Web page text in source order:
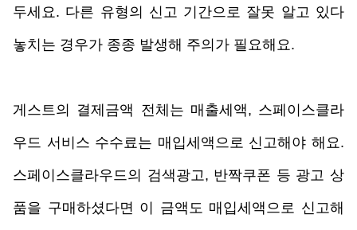
두세요. 다른 유형의 신고 기간으로 잘못 알고 있다
놓치는 경우가 종종 발생해 주의가 필요해요.
게스트의 결제금액 전체는 매출세액, 스페이스클라
우드 서비스 수수료는 매입세액으로 신고해야 해요.
스페이스클라우드의 검색광고, 반짝쿠폰 등 광고 상
품을 구매하셨다면 이 금액도 매입세액으로 신고해